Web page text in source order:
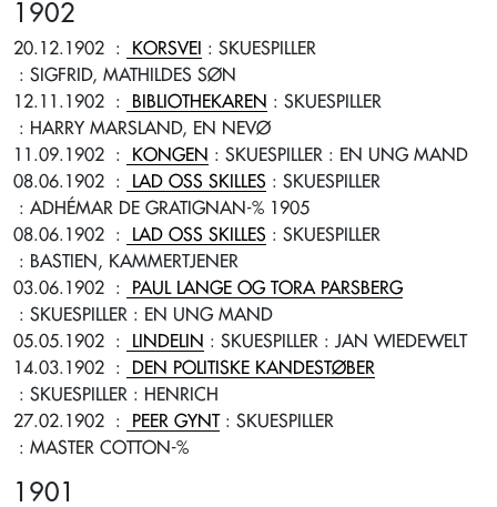
1902
20.12.1902 : KORSVEI
: SKUESPILLER
: SIGFRID, MATHILDES SØN
12.11.1902 : BIBLIOTHEKAREN : SKUESPILLER
: HARRY MARSLAND, EN NEVØ
11.09.1902 : KONGEN : SKUESPILLER : EN UNG MAND
08.06.1902 : LAD OSS SKILLES : SKUESPILLER
: ADHÉMAR DE GRATIGNAN-% 1905
08.06.1902 : LAD OSS SKILLES : SKUESPILLER
: BASTIEN, KAMMERTJENER
03.06.1902 :
PAUL LANGE OG TORA PARSBERG
: SKUESPILLER : EN UNG MAND
05.05.1902 : LINDELIN : SKUESPILLER : JAN WIEDEWELT
14.03.1902 :
DEN POLITISKE KANDESTØBER
: SKUESPILLER : HENRICH
27.02.1902 : PEER GYNT: SKUESPILLER
: MASTER COTTON-%
1901